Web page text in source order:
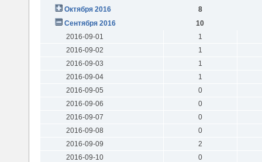
Октября 2016
8
Сентября 2016
10
2016-09-01
1
2016-09-02
1
2016-09-03
1
2016-09-04
1
2016-09-05
0
2016-09-06
0
2016-09-07
0
2016-09-08
0
2016-09-09
2
2016-09-10
0